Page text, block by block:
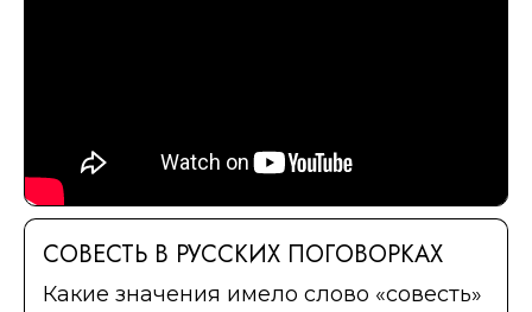
СОВЕСТЬ В РУССКИХ ПОГОВОРКАХ
Какие значения имело слово «совесть»